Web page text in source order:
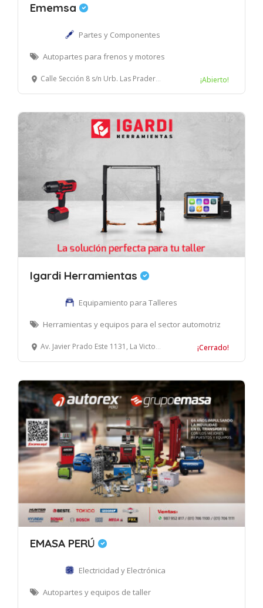
Ememsa
Partes y Componentes
Autopartes para frenos y motores
Calle Sección 8 s/n Urb. Las Praderas de Lurín, Lurín, Lima – Perú. ¡Abierto!
Igardi Herramientas
Equipamiento para Talleres
Herramientas y equipos para el sector automotriz
Av. Javier Prado Este 1131, La Victoria, Lima, Perú ¡Cerrado!
EMASA PERÚ
Electricidad y Electrónica
Autopartes y equipos de taller